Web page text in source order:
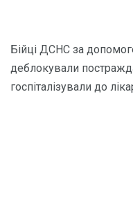
Бійці ДСНС за
деблокували
госпіталізували до